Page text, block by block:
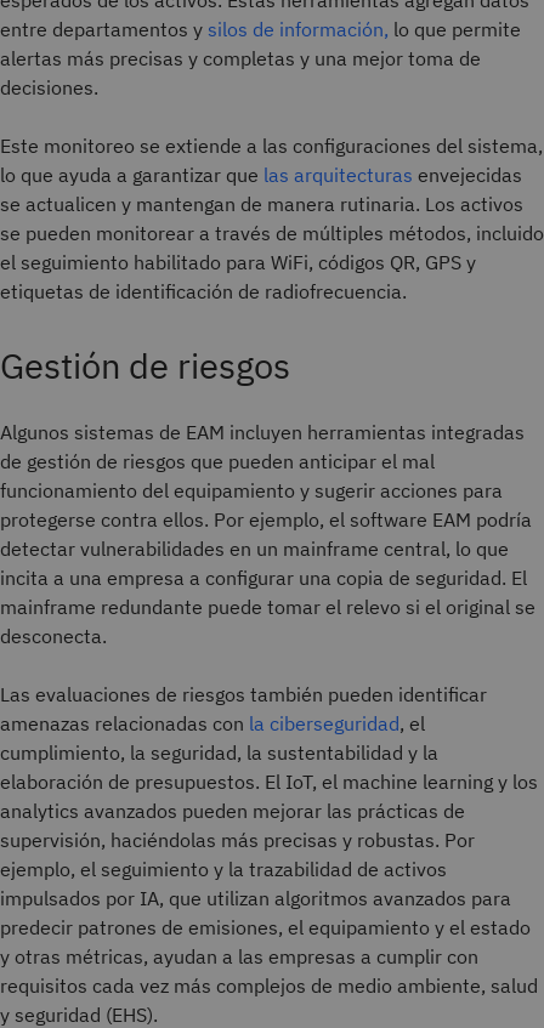
entre departamentos y silos de información, lo que permite
alertas más precisas y completas y una mejor toma de
decisiones.
Este monitoreo se extiende a las configuraciones del sistema,
lo que ayuda a garantizar que las arquitecturas envejecidas
se actualicen y mantengan de manera rutinaria. Los activos
se pueden monitorear a través de múltiples métodos, incluido
el seguimiento habilitado para WiFi, códigos QR, GPS y
etiquetas de identificación de radiofrecuencia.
Gestión de riesgos
Algunos sistemas de EAM incluyen herramientas integradas
de gestión de riesgos que pueden anticipar el mal
funcionamiento del equipamiento y sugerir acciones para
protegerse contra ellos. Por ejemplo, el software EAM podría
detectar vulnerabilidades en un mainframe central, lo que
incita a una empresa a configurar una copia de seguridad. El
mainframe redundante puede tomar el relevo si el original se
desconecta.
Las evaluaciones de riesgos también pueden identificar
amenazas relacionadas con la ciberseguridad, el
cumplimiento, la seguridad, la sustentabilidad y la
elaboración de presupuestos. El IoT, el machine learning y los
analytics avanzados pueden mejorar las prácticas de
supervisión, haciéndolas más precisas y robustas. Por
ejemplo, el seguimiento y la trazabilidad de activos
impulsados por IA, que utilizan algoritmos avanzados para
predecir patrones de emisiones, el equipamiento y el estado
y otras métricas, ayudan a las empresas a cumplir con
requisitos cada vez más complejos de medio ambiente, salud
y seguridad (EHS).